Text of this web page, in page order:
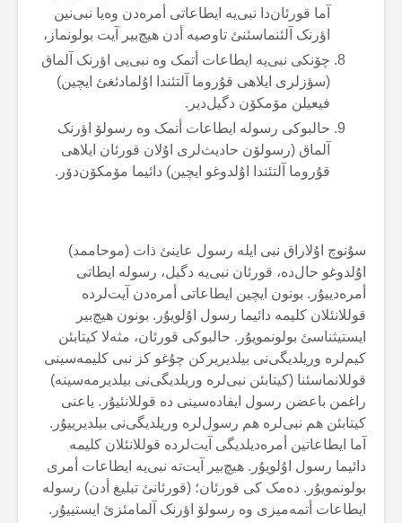
آما قورئان‌دا نبی‌یە ایطاعاتی أمرەدن وەیا نبی‌نین
اؤرنک آلئنماسئنئ تاوصیە أدن هیچ‌بیر آیت بولونماز،
چۆنکی نبی‌یە ایطاعات أتمک وە نبی‌یی اؤرنک آلماق
(سؤزلری ایلاهی قۇروما آلتئندا اۇلمادئغئ ایچین)
فیعیلن مۆمکۆن دگیل‌دیر.
حالبوکی رسولە ایطاعات أتمک وە رسولۆ اؤرنک
آلماق (رسولۆن حادیث‌لری اۇلان قورئان ایلاهی
قۇروما آلتئندا اۇلدوغو ایچین) دائیما مۆمکۆن‌دۆر.
سۇنوچ اۇلاراق نبی ایلە رسول عاینئ ذات (موحاممد)
اۇلدوغو حال‌دە، قورئان نبی‌یە دگیل، رسولە ایطاتی
أمرەدییۇر. بونون ایچین ایطاعاتی أمرەدن آیت‌لردە
قوللانئلان کلیمە دائیما رسول اۇلویۇر. بونون هیچ‌بیر
ایستیثناسئ بولونمویۇر. حالبوکی قورئان، مثەلا کیتابئن
کیم‌لرە وریلدیگی‌نی بیلدیریرکن چۇغو کز نبی کلیمەسینی
قوللانماسئنا (کیتابئن نبی‌لرە وریلدیگی‌نی بیلدیرمەسینە)
راغمن باعضن رسول ایفادەسینی دە قوللانئیۇر. یاعنی
کیتابئن هم نبی‌لرە هم رسول‌لرە وریلدیگی‌نی بیلدیرییۇر.
آما ایطاعاتین أمرەدیلدیگی آیت‌لردە قوللانئلان کلیمە
دائیما رسول اۇلویۇر. هیچ‌بیر آیت‌تە نبی‌یە ایطاعات أمری
بولونمویۇر. دەمک کی قورئان؛ (قورئانئ تبلیغ أدن) رسولە
ایطاعات أتمەمیزی وە رسولۆ اؤرنک آلمامئزئ ایستییۇر.